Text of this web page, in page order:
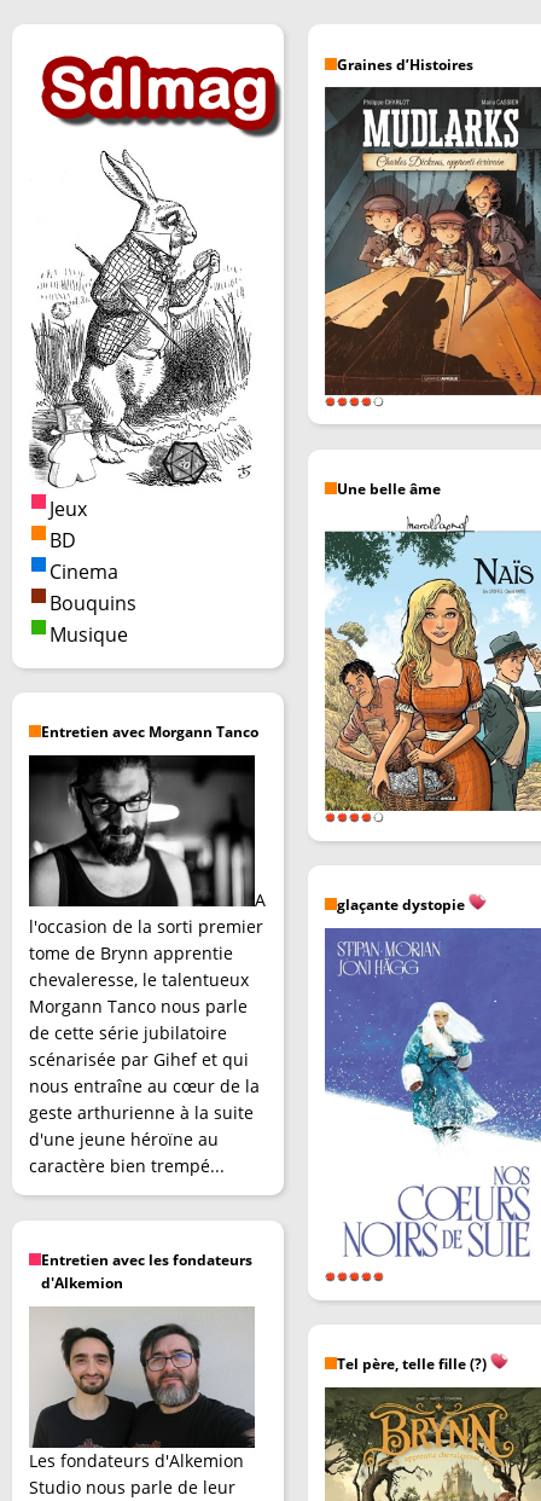
Jeux
BD
Cinema
Bouquins
Musique
Entretien avec Morgann Tanco
A
l'occasion de la sorti premier
tome de Brynn apprentie
chevaleresse, le talentueux
Morgann Tanco nous parle
de cette série jubilatoire
scénarisée par Gihef et qui
nous entraîne au cœur de la
geste arthurienne à la suite
d'une jeune héroïne au
caractère bien trempé...
Entretien avec les fondateurs
d'Alkemion
Les fondateurs d'Alkemion
Studio nous parle de leur
Graines d’Histoires
Une belle âme
glaçante dystopie
Tel père, telle fille (?)